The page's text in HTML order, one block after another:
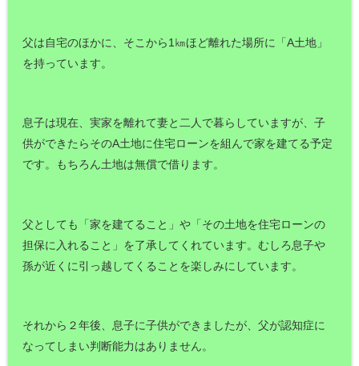
父は自宅のほかに、そこから1㎞ほど離れた場所に「A土地」
を持っています。
息子は現在、実家を離れて妻と二人で暮らしていますが、子
供ができたらそのA土地に住宅ローンを組んで家を建てる予定
です。もちろん土地は無償で借ります。
父としても「家を建てること」や「その土地を住宅ローンの
担保に入れること」を了承してくれています。むしろ息子や
孫が近くに引っ越してくることを楽しみにしています。
それから２年後、息子に子供ができましたが、父が認知症に
なってしまい判断能力はありません。